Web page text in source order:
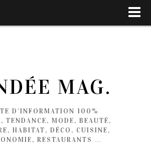
MAG.
D'INFORMATION 100%
TENDANCE, MODE, BEAUTÉ,
HABITAT, DÉCO, CUISINE,
RESTAURANTS …